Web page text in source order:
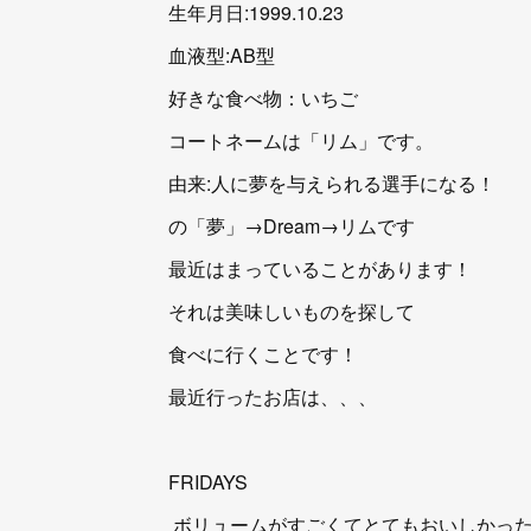
生年月日:1999.10.23
血液型:AB型
好きな食べ物：いちご
コートネームは「リム」です。
由来:人に夢を与えられる選手になる！
の「夢」→Dream→リムです
最近はまっていることがあります！
それは美味しいものを探して
食べに行くことです！
最近行ったお店は、、、
FRIDAYS
ボリュームがすごくてとてもおいしかっ